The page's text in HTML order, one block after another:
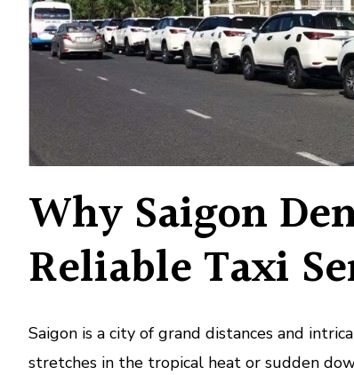
Why Saigon
Reliable Taxi
Saigon is a city of grand distances and
stretches in the tropical heat or sudden